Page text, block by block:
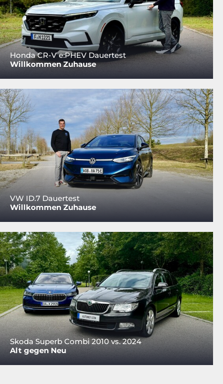
Honda CR-V e:PHEV Dauertest
Willkommen Zuhause
VW ID.7 Dauertest
Willkommen Zuhause
Skoda Superb Combi 2010 vs. 2024
Alt gegen Neu